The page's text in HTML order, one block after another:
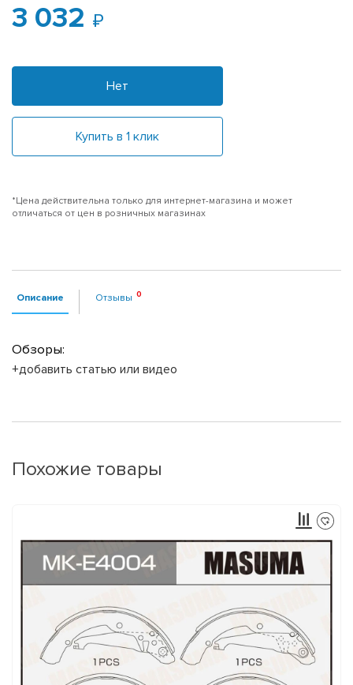
3 032
Нет
Купить в 1 клик
*Цена действительна только для интернет-магазина и может
отличаться от цен в розничных магазинах
Описание Отзывы
Обзоры:
+добавить статью или видео
Похожие товары